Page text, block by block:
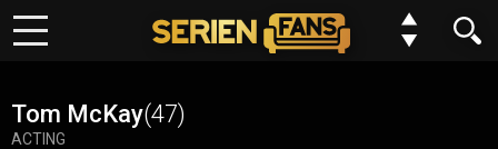
Keine Folge mehr verpassen?
Kein Problem wir benachrichtigen dich gern. Alles was du dafür
tun musst, ist deinem Browser einmalig die Erlaubnis erteilen,
Tom McKay(47)
ACTING